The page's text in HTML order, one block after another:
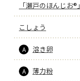
「瀬戸のほんじお®」
こしょう
A 溶き卵
A 薄力粉